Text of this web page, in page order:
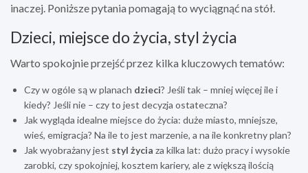
inaczej. Poniższe pytania pomagają to wyciągnąć na stół.
Dzieci, miejsce do życia, styl życia
Warto spokojnie przejść przez kilka kluczowych tematów:
Czy w ogóle są w planach dzieci? Jeśli tak – mniej więcej ile i
kiedy? Jeśli nie – czy to jest decyzja ostateczna?
Jak wygląda idealne miejsce do życia: duże miasto, mniejsze,
wieś, emigracja? Na ile to jest marzenie, a na ile konkretny plan?
Jak wyobrażany jest styl życia za kilka lat: dużo pracy i wysokie
zarobki, czy spokojniej, kosztem kariery, ale z większą ilością